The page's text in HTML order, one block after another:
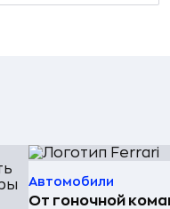
Автомобили
От гоночной